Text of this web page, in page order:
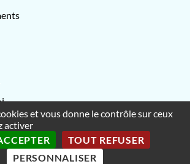
Les Tous-Petits-Mentions légales
et vous donne le contrôle sur ceux
activer
TOUT REFUSER
PERSONNALISER